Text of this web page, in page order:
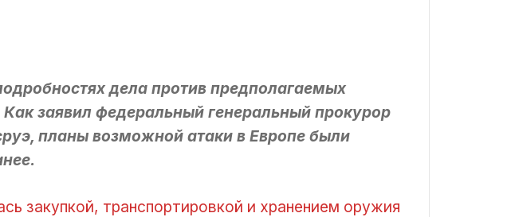
дела против предполагаемых
заявил федеральный генеральный прокурор
планы возможной атаки в Европе были
закупкой, транспортировкой и хранением оружия